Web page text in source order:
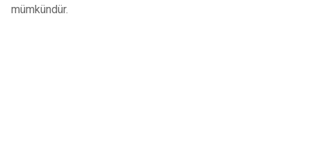
mümkündür.